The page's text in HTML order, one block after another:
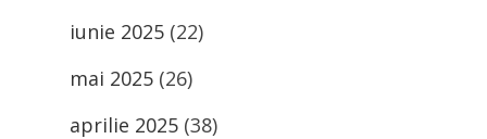
iunie 2025 (22)
mai 2025 (26)
aprilie 2025 (38)